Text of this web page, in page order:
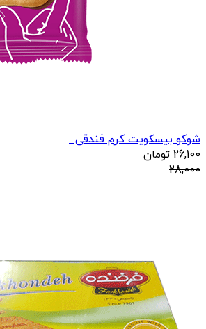
شوکو بیسکویت کرم فندقی...
26,100 تومان
28,000